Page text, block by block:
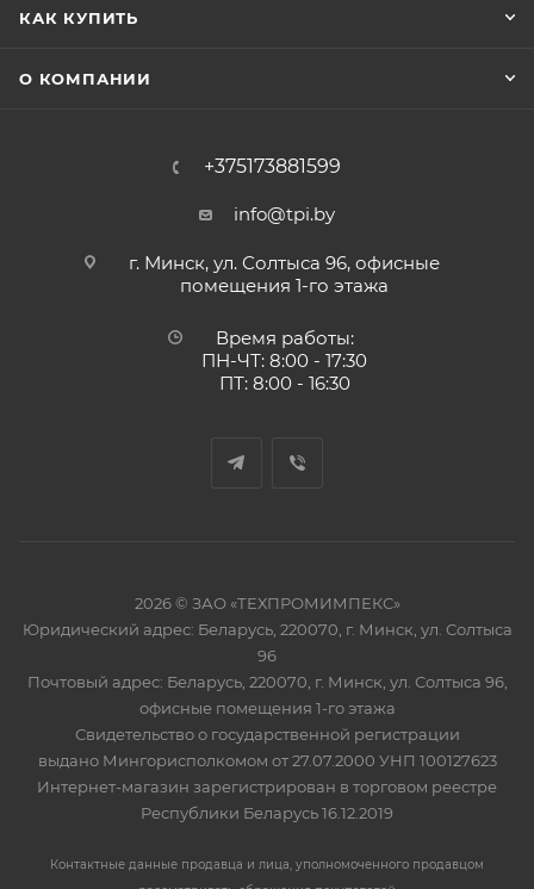
КАК КУПИТЬ
О КОМПАНИИ
+375173881599
info@tpi.by
г. Минск, ул. Солтыса 96, офисные
помещения 1-го этажа
Время работы:
ПН-ЧТ: 8:00 - 17:30
ПТ: 8:00 - 16:30
2026 © ЗАО «ТЕХПРОМИМПЕКС»
Юридический адрес: Беларусь, 220070, г. Минск, ул. Солтыса
96
Почтовый адрес: Беларусь, 220070, г. Минск, ул. Солтыса 96,
офисные помещения 1-го этажа
Свидетельство о государственной регистрации
выдано Мингорисполкомом от 27.07.2000 УНП 100127623
Интернет-магазин зарегистрирован в торговом реестре
Республики Беларусь 16.12.2019
Контактные данные продавца и лица, уполномоченного продавцом